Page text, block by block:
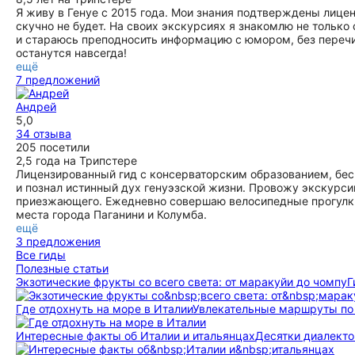
Я живу в Генуе с 2015 года. Мои знания подтверждены
скучно не будет. На своих экскурсиях я знакомлю не
и стараюсь преподносить информацию с юмором, без
останутся навсегда!
ещё
7 предложений
Андрей
5,0
34 отзыва
205 посетили
2,5 года на Трипстере
Лицензированный гид с консерваторским образованием,
и познал истинный дух генуэзской жизни. Провожу
приезжающего. Ежедневно совершаю велосипедные
места города Паганини и Колумба.
ещё
3 предложения
Все гиды
Полезные статьи
Экзотические фрукты со всего света: от маракуйи до чомпу
Где отдохнуть на море в ИталииУвлекательные маршруты
Интересные факты об Италии и итальянцахДесятки